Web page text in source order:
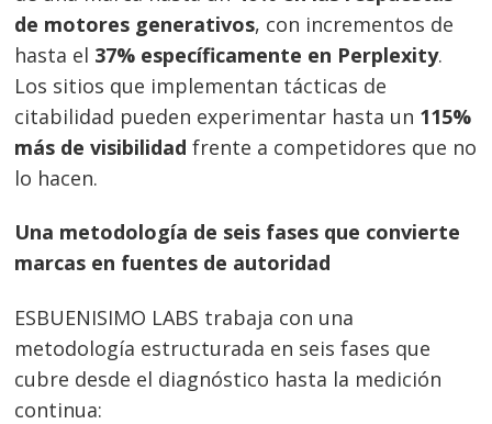
de motores generativos, con incrementos de
hasta el 37% específicamente en Perplexity.
Los sitios que implementan tácticas de
citabilidad pueden experimentar hasta un 115%
más de visibilidad frente a competidores que no
lo hacen.
Una metodología de seis fases que convierte
marcas en fuentes de autoridad
ESBUENISIMO LABS trabaja con una
metodología estructurada en seis fases que
cubre desde el diagnóstico hasta la medición
continua: